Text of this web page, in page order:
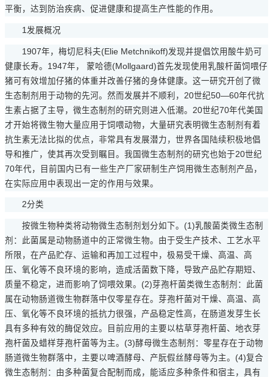
平衡，达到防治疾病、促进健康和提高生产性能的作用。
1发展概况
1907年，梅切尼科夫(Elie Metchnikoff)发现并提倡饮用酸牛奶可
健康长寿。1947年， 蒙哈德(Mollgaard)首先发现使用乳酸杆菌饲喂仔
猪可有效增加仔猪的体重并改善仔猪的身体健康。这一研究开创了微
生态制剂用于动物的先河。然而发展并不顺利，20世纪50—60年代抗
生素占据了主导，微生态制剂的研究则进入低潮。20世纪70年代美国
才开始将微生物大量应用于饲喂动物，大量研究表明微生态制剂有着
抗生素无法比拟的优点，非常具有发展潜力，世界各国陆续积极地倡
导和推广，使其再次受到瞩目。我国微生态制剂的研究也始于20世纪
70年代，目前国内已有一些生产厂家研制生产饲用微生态制剂产品，
在实际应用中表现出一定的作用与效果。
2分类
按微生物种类将动物微生态制剂划分如下。(1)乳酸菌类微生态制
剂：此菌属是动物肠道中的正常微生物。由于受生产技术、工艺水平
所限，在产品贮存、运输和再加工过程中，极易受干燥、高温、高
压、氧化等不良环境的影响，造成活菌数下降，导致产品贮存期短、
质量不稳定，进而影响了饲喂效果。(2)芽孢杆菌类微生态制剂：此菌
属在动物肠道微生物群落中仅零星存在。芽孢杆菌对干燥、高温、高
压、氧化等不良环境的抵抗力很强，产品稳定性高，在肠道发芽生长
具有多种有效的酶促效应。目前应用的主要以枯草芽孢杆菌、地衣芽
孢杆菌及蜡样芽孢杆菌等为主。(3)酵母微生态制剂：零星存在于动物
肠道微生物群落中，主要以啤酒酵母、产朊假丝酵母等为主。(4)复合
微生态制剂：由多种菌复合配制而成，能适应多种条件和宿主，具有